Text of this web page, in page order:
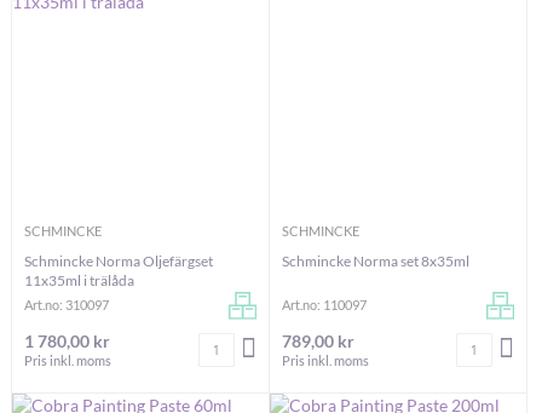
SCHMINCKE
Schmincke Norma Oljefärgset
11x35ml i trälåda
Art.no: 310097
1 780,00 kr
Pris inkl. moms
Antal LÄGG I VARUKORGEN
SCHMINCKE
Schmincke Norma set 8x35ml
Art.no: 110097
789,00 kr
Pris inkl. moms
Antal